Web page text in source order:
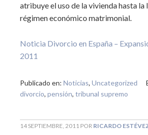
atribuye el uso de la vivienda hasta
régimen económico matrimonial.
Noticia Divorcio en España –
2011
Publicado en: Noticias, Uncategorized
divorcio, pensión, tribunal supremo
14 SEPTIEMBRE, 2011 POR RICARDO